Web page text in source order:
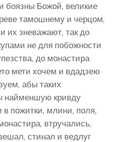
боязны Божой, великие
тамошнему и черцом,
их зневажают, так до
не для побожности
до монастира
мети хочем и вдадзею
абы таких
найменшую кривду
пожитки, млини, поля,
втручались,
стинал и ведлуг